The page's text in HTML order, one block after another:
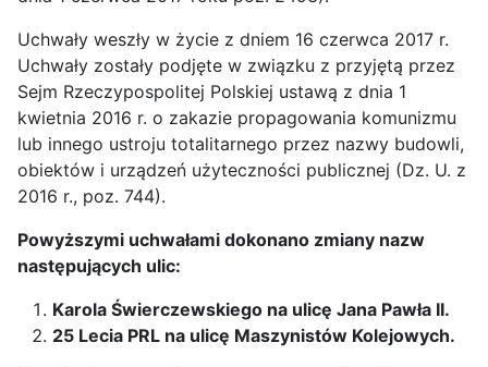
Uchwały weszły w życie z dniem 16 czerwca 2017 r.
Uchwały zostały podjęte w związku z przyjętą przez
Sejm Rzeczypospolitej Polskiej ustawą z dnia 1
kwietnia 2016 r. o zakazie propagowania komunizmu
lub innego ustroju totalitarnego przez nazwy budowli,
obiektów i urządzeń użyteczności publicznej (Dz. U. z
2016 r., poz. 744).
Powyższymi uchwałami dokonano zmiany nazw
następujących ulic:
Karola Świerczewskiego na ulicę Jana Pawła II.
25 Lecia PRL na ulicę Maszynistów Kolejowych.